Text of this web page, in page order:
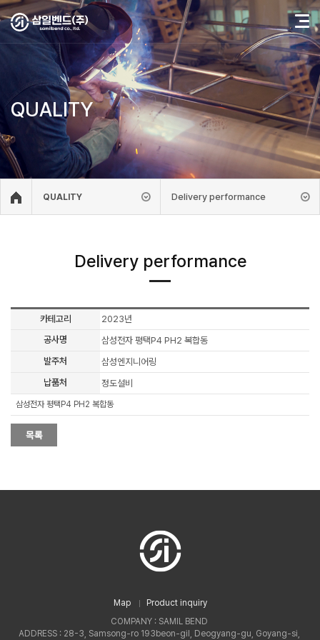
QUALITY
QUALITY Delivery performance
Delivery performance
카테고리
2023년
공사명
삼성전자 평택P4 PH2 복합동
발주처
삼성엔지니어링
납품처
정도설비
삼성전자 평택P4 PH2 복합동
Map
Product inquiry
COMPANY : SAMIL BEND
ADDRESS : 28-3, Samsong-ro 193beon-gil, Deogyang-gu, Goyang-si,